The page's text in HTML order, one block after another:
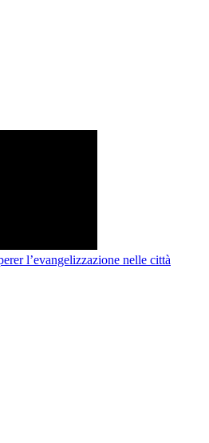
l’evangelizzazione nelle città